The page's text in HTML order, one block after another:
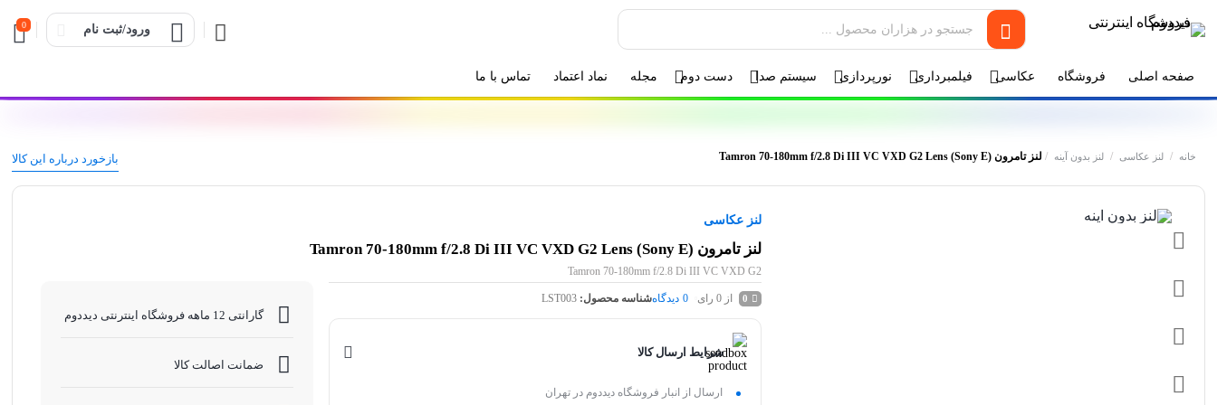
ورود/ثبت نام 0
صفحه اصلی فروشگاه عکاسی فیلمبرداری نورپردازی سیستم صدا دست دوم مجله نماد اعتماد تماس با ما
بازخورد درباره این کالا خانه / لنز عکاسی / لنز بدون آینه / لنز تامرون Tamron 70-180mm f/2.8 Di III VC VXD G2 Lens (Sony E)
لنز عکاسی
لنز تامرون Tamron 70-180mm f/2.8 Di III VC VXD G2 Lens (Sony E)
Tamron 70-180mm f/2.8 Di III VC VXD G2
0 از 0 رای 0 دیدگاهشناسه محصول:LST003
شرایط ارسال کالا
ارسال از انبار فروشگاه دیددوم در تهران
گارانتی 12 ماهه فروشگاه اینترنتی دیددوم
ضمانت اصالت کالا